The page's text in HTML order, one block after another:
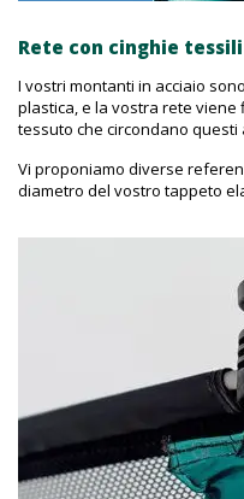
Rete con cinghie tessili
I vostri montanti in acciaio
plastica, e la vostra rete
tessuto che circondano questi
Vi proponiamo diverse
diametro del vostro tappeto